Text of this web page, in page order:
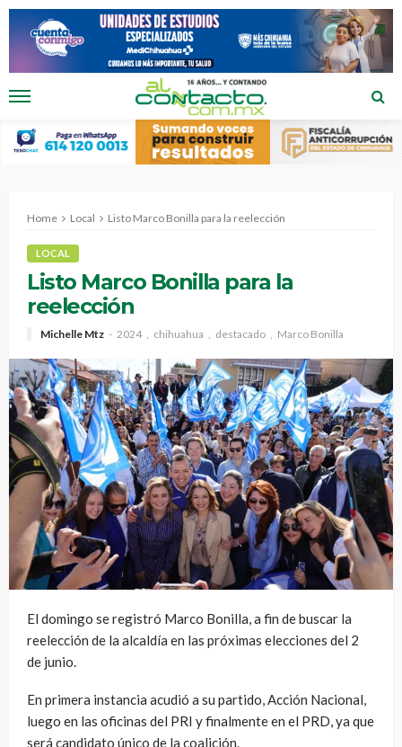
Home Local Listo Marco Bonilla para la reelección
LOCAL
Listo Marco Bonilla para la
reelección
Michelle Mtz 2024 chihuahua destacado Marco Bonilla
El domingo se registró Marco Bonilla, a fin de buscar la
reelección de la alcaldía en las próximas elecciones del 2
de junio.
En primera instancia acudió a su partido, Acción Nacional,
luego en las oficinas del PRI y finalmente en el PRD, ya que
será candidato único de la coalición.